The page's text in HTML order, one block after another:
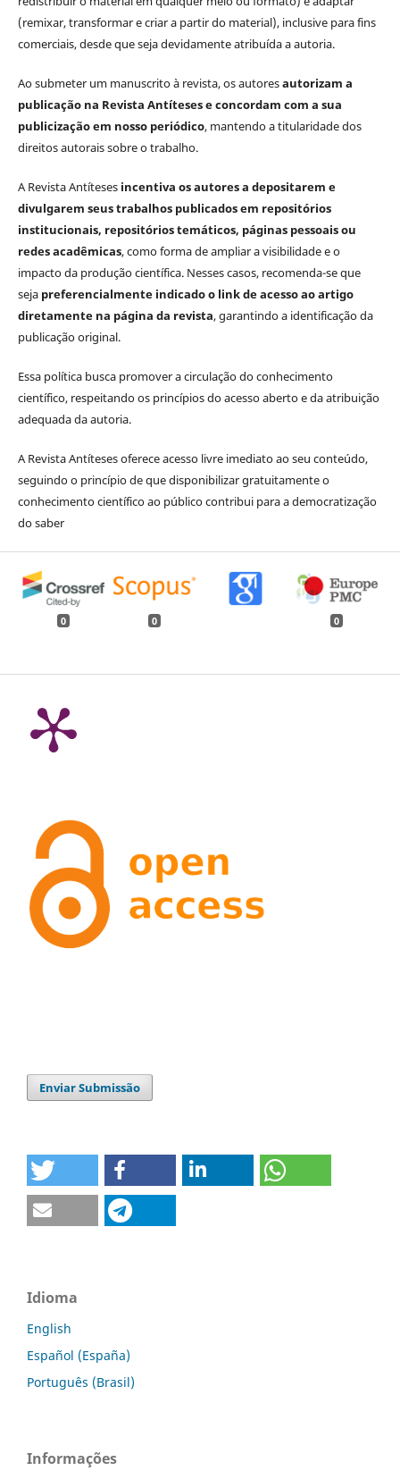
(remixar, transformar e criar a partir do material), inclusive para fins
comerciais, desde que seja devidamente atribuída a autoria.
Ao submeter um manuscrito à revista, os autoresautorizam a
publicação na Revista Antíteses e concordam com a sua
publicização em nosso periódico, mantendo a titularidade dos
direitos autorais sobre o trabalho.
A Revista Antíteses incentiva os autores a depositarem e
divulgarem seus trabalhos publicados em repositórios
institucionais, repositórios temáticos, páginas pessoais ou
redes acadêmicas, como forma de ampliar a visibilidade e o
impacto da produção científica. Nesses casos, recomenda-se que
seja preferencialmente indicado o link de acesso ao artigo
diretamente na página da revista, garantindo a identificação da
publicação original.
Essa política busca promover a circulação do conhecimento
científico, respeitando os princípios do acesso aberto e da atribuição
adequada da autoria.
A Revista Antíteses oferece acesso livre imediato ao seu conteúdo,
seguindo o princípio de que disponibilizar gratuitamente o
conhecimento científico ao público contribui para a democratização
do saber
0 0 0
Enviar Submissão
Idioma
English
Español (España)
Português (Brasil)
Informações